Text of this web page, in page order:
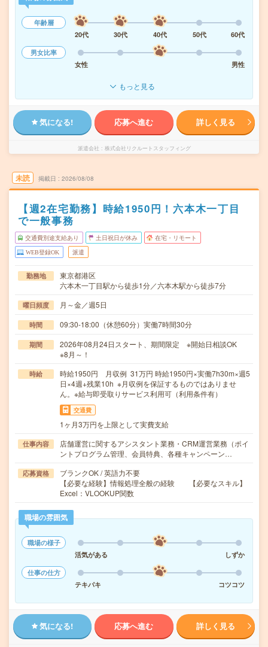
年齢層
20代
30代 40代 50代
60代
男女比率
女性
男性
もっと見る
気になる! 応募へ進む 詳しく見る
派遣会社 株式会社リクルートスタッフィング
未読 掲載日 2026/08/08
【週2在宅勤務】時給1950円！六本木一丁目
で一般事務
交通費別途支給あり 土日祝日が休み 在宅・リモート
WEB登録OK 派遣
勤務地
東京都港区
六本木一丁目駅から徒歩1分／六本木駅から徒歩7分
曜日頻度 月～金／週5日
時間 09:30-18:00（休憩60分）実働7時間30分
期間
2026年08月24日スタート、期間限定 ※開始日相談OK
※8月～！
時給
時給1950円 月収例 31万円 時給1950円×実働7h30m×週5
日×4週+残業10h ※月収例を保証するものではありませ
ん。※給与即受取りサービス利用可（利用条件有）
交通費
1ヶ月3万円を上限として実費支給
仕事内容
店舗運営に関するアシスタント業務・CRM運営業務（ポイ
ントプログラム管理、会員特典、各種キャンペーン…
応募資格
ブランクOK / 英語力不要
【必要な経験】情報処理全般の経験 【必要なスキル】
Excel：VLOOKUP関数
職場の雰囲気
職場の様子
活気がある
しずか
仕事の仕方
テキパキ
コツコツ
気になる! 応募へ進む 詳しく見る